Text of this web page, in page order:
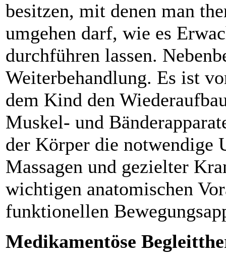
besitzen, mit denen man
umgehen darf, wie es
durchführen lassen.
Weiterbehandlung. Es ist
dem Kind den
Muskel- und
der Körper die notwendige
Massagen und gezielter
wichtigen anatomischen
funktionellen
Medikamentöse